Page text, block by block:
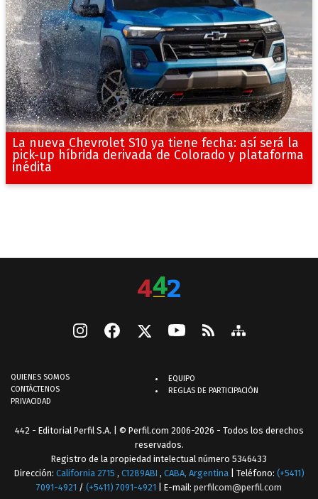
La nueva Chevrolet S10 ya tiene fecha: así será la
pick-up híbrida derivada de Colorado y plataforma
inédita
QUIENES SOMOS
CONTÁCTENOS
PRIVACIDAD
EQUIPO
REGLAS DE PARTICIPACIÓN
442 - Editorial Perfil S.A. | © Perfil.com 2006-2026 - Todos los derechos
reservados.
Registro de la propiedad intelectual número 5346433
Dirección: California 2715 , C1289ABI , CABA, Argentina | Teléfono: (+5411)
7091-4921 / (+5411) 7091-4921 | E-mail: perfilcom@perfil.com